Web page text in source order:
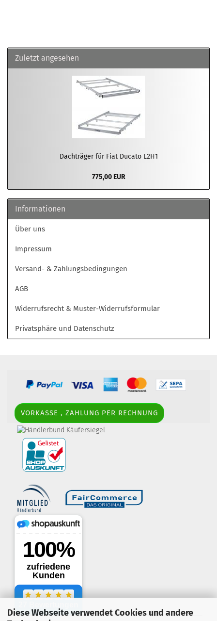
Diese Webseite verwendet Cookies und andere
Zuletzt angesehen
Dachträger für Fiat Ducato L2H1
775,00 EUR
Informationen
Über uns
Impressum
Versand- & Zahlungsbedingungen
AGB
Widerrufsrecht & Muster-Widerrufsformular
Privatsphäre und Datenschutz
VORKASSE , ZAHLUNG PER RECHNUNG